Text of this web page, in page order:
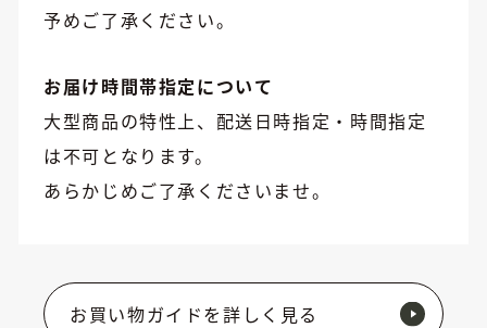
予めご了承ください。
お届け時間帯指定について
大型商品の特性上、配送日時指定・時間指定
は不可となります。
あらかじめご了承くださいませ。
お買い物ガイドを詳しく見る